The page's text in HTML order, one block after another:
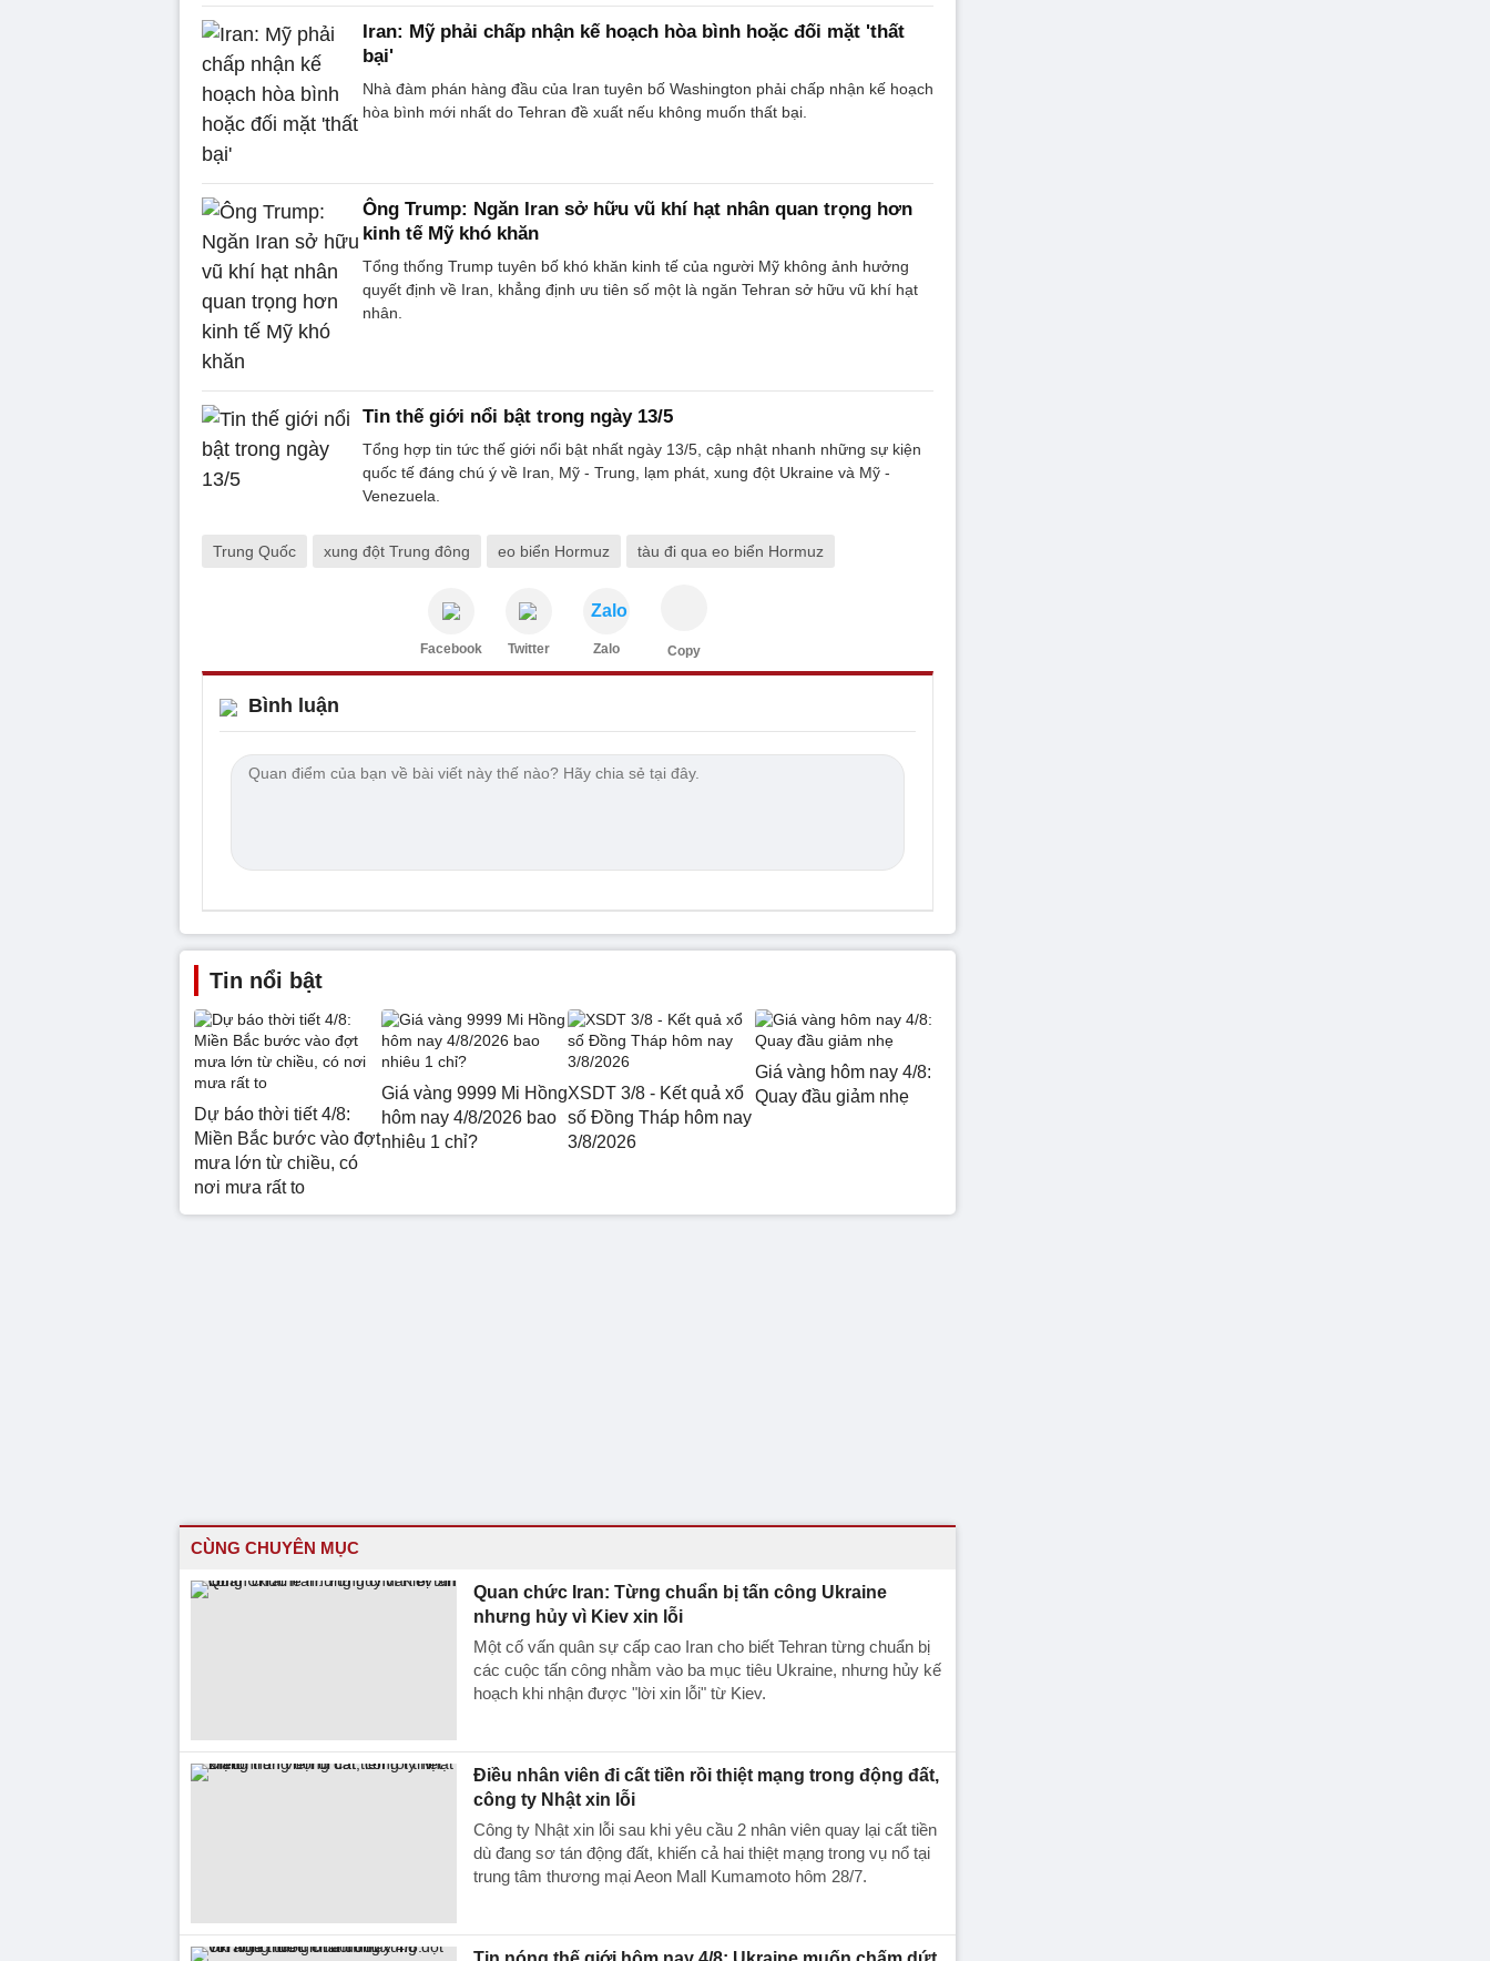
Iran: Mỹ phải chấp nhận kế hoạch hòa bình hoặc đối mặt 'thất
bại'
Nhà đàm phán hàng đầu của Iran tuyên bố Washington phải chấp nhận kế hoạch
hòa bình mới nhất do Tehran đề xuất nếu không muốn thất bại.
Ông Trump: Ngăn Iran sở hữu vũ khí hạt nhân quan trọng hơn
kinh tế Mỹ khó khăn
Tổng thống Trump tuyên bố khó khăn kinh tế của người Mỹ không ảnh hưởng
quyết định về Iran, khẳng định ưu tiên số một là ngăn Tehran sở hữu vũ khí hạt
nhân.
Tin thế giới nổi bật trong ngày 13/5
Tổng hợp tin tức thế giới nổi bật nhất ngày 13/5, cập nhật nhanh những sự kiện
quốc tế đáng chú ý về Iran, Mỹ - Trung, lạm phát, xung đột Ukraine và Mỹ -
Venezuela.
Trung Quốc xung đột Trung đông eo biển Hormuz tàu đi qua eo biển Hormuz
Facebook Twitter
Zalo
Zalo Copy
Bình luận
Tin nổi bật
Dự báo thời tiết 4/8:
Miền Bắc bước vào đợt
mưa lớn từ chiều, có
nơi mưa rất to
Giá vàng 9999 Mi Hồng
hôm nay 4/8/2026 bao
nhiêu 1 chỉ?
XSDT 3/8 - Kết quả xổ
số Đồng Tháp hôm nay
3/8/2026
Giá vàng hôm nay 4/8:
Quay đầu giảm nhẹ
CÙNG CHUYÊN MỤC
Quan chức Iran: Từng chuẩn bị tấn công Ukraine
nhưng hủy vì Kiev xin lỗi
Một cố vấn quân sự cấp cao Iran cho biết Tehran từng chuẩn bị
các cuộc tấn công nhằm vào ba mục tiêu Ukraine, nhưng hủy kế
hoạch khi nhận được "lời xin lỗi" từ Kiev.
Điều nhân viên đi cất tiền rồi thiệt mạng trong động đất,
công ty Nhật xin lỗi
Công ty Nhật xin lỗi sau khi yêu cầu 2 nhân viên quay lại cất tiền
dù đang sơ tán động đất, khiến cả hai thiệt mạng trong vụ nổ tại
trung tâm thương mại Aeon Mall Kumamoto hôm 28/7.